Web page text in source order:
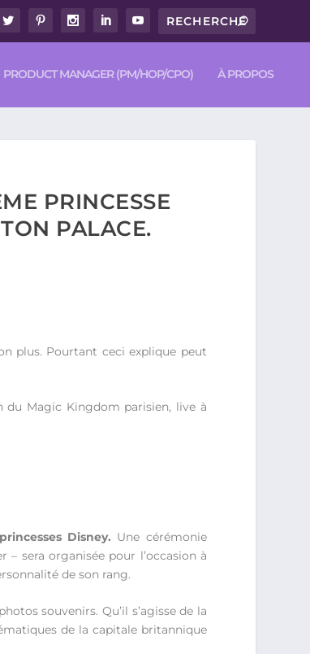
PRODUCT MANAGER (PM/HOP/CPO) À PROPOS
PRINCESSE
PALACE.
plus. Pourtant ceci explique peut
du Magic Kingdom parisien, live à
Disney. Une cérémonie
sera organisée pour l’occasion à
de son rang.
souvenirs. Qu’il s’agisse de la
de la capitale britannique